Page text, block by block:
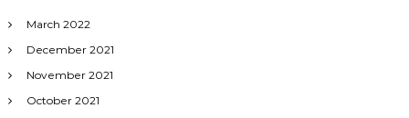
March 2022
December 2021
November 2021
October 2021